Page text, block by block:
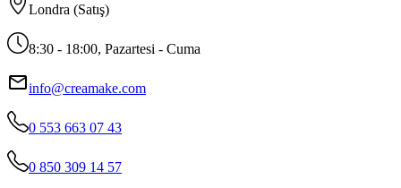
Londra (Satış)
8:30 - 18:00, Pazartesi - Cuma
info@creamake.com
0 553 663 07 43
0 850 309 14 57